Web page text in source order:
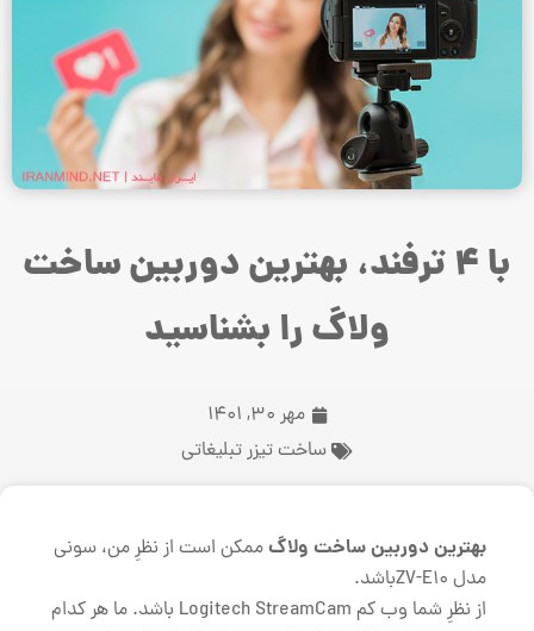
با 4 ترفند، بهترین دوربین ساخت
ولاگ را بشناسید
مهر 30, 1401
ساخت تیزر تبلیغاتی
بهترین دوربین ساخت ولاگممکن است از نظرِ من، سونی
مدل ZV-E10باشد.
از نظرِ شما وب کم Logitech StreamCam باشد. ما هر کدام